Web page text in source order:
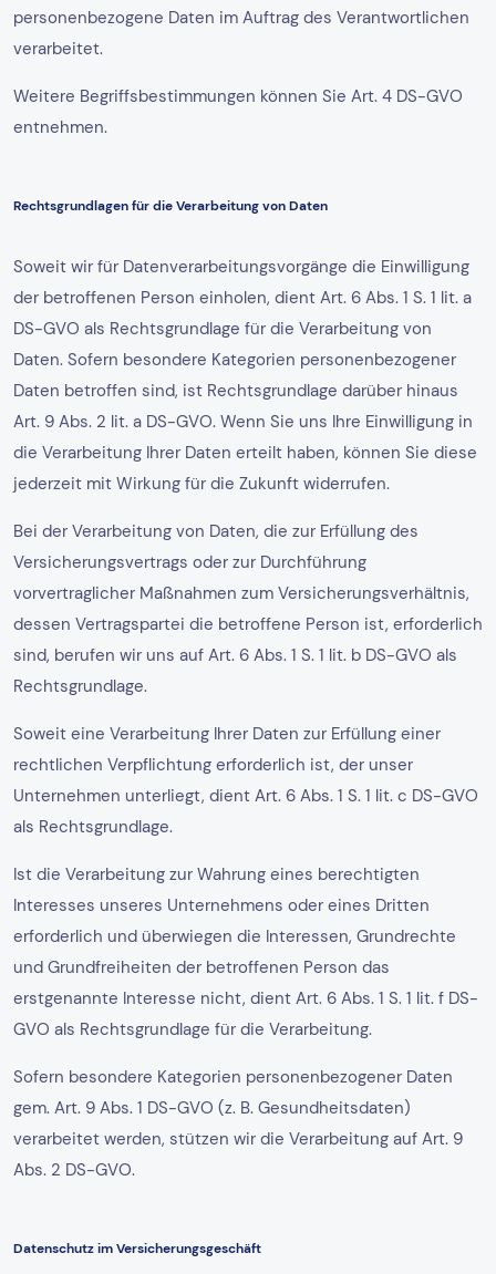
personenbezogene Daten im Auftrag des Verantwortlichen
verarbeitet.
Weitere Begriffsbestimmungen können Sie Art. 4 DS-GVO
entnehmen.
Rechtsgrundlagen für die Verarbeitung von Daten
Soweit wir für Datenverarbeitungsvorgänge die Einwilligung
der betroffenen Person einholen, dient Art. 6 Abs. 1 S. 1 lit. a
DS-GVO als Rechtsgrundlage für die Verarbeitung von
Daten. Sofern besondere Kategorien personenbezogener
Daten betroffen sind, ist Rechtsgrundlage darüber hinaus
Art. 9 Abs. 2 lit. a DS-GVO. Wenn Sie uns Ihre Einwilligung in
die Verarbeitung Ihrer Daten erteilt haben, können Sie diese
jederzeit mit Wirkung für die Zukunft widerrufen.
Bei der Verarbeitung von Daten, die zur Erfüllung des
Versicherungsvertrags oder zur Durchführung
vorvertraglicher Maßnahmen zum Versicherungsverhältnis,
dessen Vertragspartei die betroffene Person ist, erforderlich
sind, berufen wir uns auf Art. 6 Abs. 1 S. 1 lit. b DS-GVO als
Rechtsgrundlage.
Soweit eine Verarbeitung Ihrer Daten zur Erfüllung einer
rechtlichen Verpflichtung erforderlich ist, der unser
Unternehmen unterliegt, dient Art. 6 Abs. 1 S. 1 lit. c DS-GVO
als Rechtsgrundlage.
Ist die Verarbeitung zur Wahrung eines berechtigten
Interesses unseres Unternehmens oder eines Dritten
erforderlich und überwiegen die Interessen, Grundrechte
und Grundfreiheiten der betroffenen Person das
erstgenannte Interesse nicht, dient Art. 6 Abs. 1 S. 1 lit. f DS-
GVO als Rechtsgrundlage für die Verarbeitung.
Sofern besondere Kategorien personenbezogener Daten
gem. Art. 9 Abs. 1 DS-GVO (z. B. Gesundheitsdaten)
verarbeitet werden, stützen wir die Verarbeitung auf Art. 9
Abs. 2 DS-GVO.
Datenschutz im Versicherungsgeschäft